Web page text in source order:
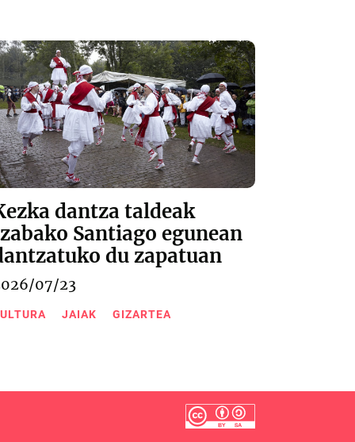
dantza taldeak
Santiago egunean
du zapatuan
07/23
JAIAK GIZARTEA